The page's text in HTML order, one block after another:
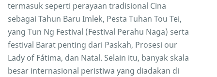
termasuk seperti perayaan tradisional Cina
sebagai Tahun Baru Imlek, Pesta Tuhan Tou Tei,
yang Tun Ng Festival (Festival Perahu Naga) serta
festival Barat penting dari Paskah, Prosesi our
Lady of Fátima, dan Natal. Selain itu, banyak skala
besar internasional peristiwa yang diadakan di